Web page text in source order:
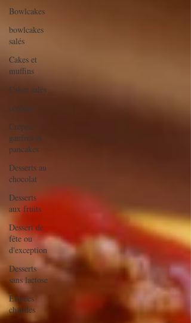
Bowlcakes
bowlcakes
salés
Cakes et
muffins
Cakes salés
céréales
Crêpes,
gaufres et
pancakes
Desserts au
chocolat
Desserts
aux fruits
Dessert de
fête ou
d'exception
Desserts
sans lactose
Entrées
chaudes